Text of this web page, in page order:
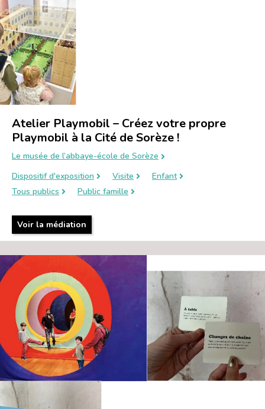
Atelier Playmobil – Créez votre propre
Playmobil à la Cité de Sorèze !
Le musée de l’abbaye-école de Sorèze
Dispositif d'exposition
Visite
Enfant
Tous publics
Public famille
Voir la médiation